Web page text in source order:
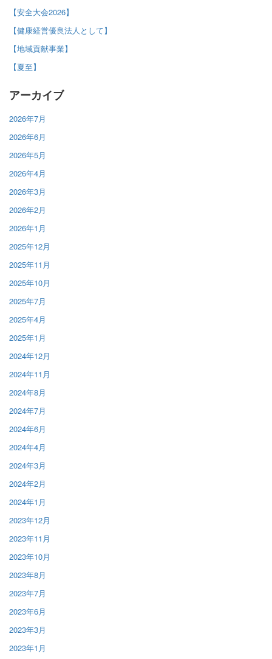
【安全大会2026】
【健康経営優良法人として】
【地域貢献事業】
【夏至】
アーカイブ
2026年7月
2026年6月
2026年5月
2026年4月
2026年3月
2026年2月
2026年1月
2025年12月
2025年11月
2025年10月
2025年7月
2025年4月
2025年1月
2024年12月
2024年11月
2024年8月
2024年7月
2024年6月
2024年4月
2024年3月
2024年2月
2024年1月
2023年12月
2023年11月
2023年10月
2023年8月
2023年7月
2023年6月
2023年3月
2023年1月